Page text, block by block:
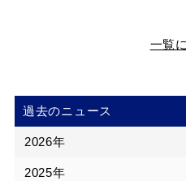
一覧
過去のニュース
2026年
2025年